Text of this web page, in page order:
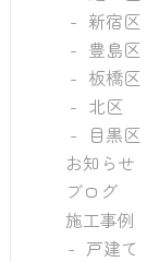
新宿区
豊島区
板橋区
北区
目黒区
お知らせ
ブログ
施工事例
戸建て